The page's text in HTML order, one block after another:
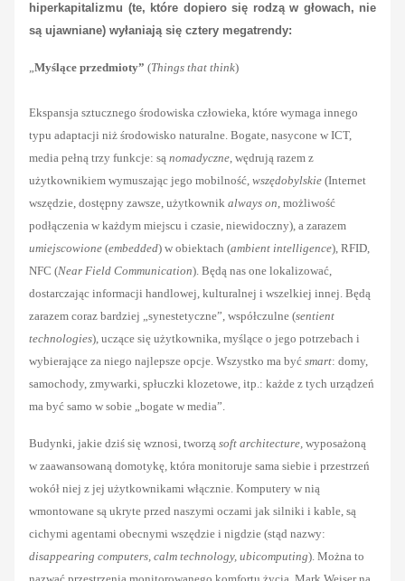
hiperkapitalizmu (te, które dopiero się rodzą w głowach, nie
są ujawniane) wyłaniają się cztery megatrendy:
„Myślące przedmioty” (Things that think)
Ekspansja sztucznego środowiska człowieka, które wymaga innego
typu adaptacji niż środowisko naturalne. Bogate, nasycone w ICT,
media pełną trzy funkcje: są nomadyczne, wędrują razem z
użytkownikiem wymuszając jego mobilność, wszędobylskie (Internet
wszędzie, dostępny zawsze, użytkownik always on, możliwość
podłączenia w każdym miejscu i czasie, niewidoczny), a zarazem
umiejscowione (embedded) w obiektach (ambient intelligence), RFID,
NFC (Near Field Communication). Będą nas one lokalizować,
dostarczając informacji handlowej, kulturalnej i wszelkiej innej. Będą
zarazem coraz bardziej „synestetyczne”, współczulne (sentient
technologies), uczące się użytkownika, myślące o jego potrzebach i
wybierające za niego najlepsze opcje. Wszystko ma być smart: domy,
samochody, zmywarki, spłuczki klozetowe, itp.: każde z tych urządzeń
ma być samo w sobie „bogate w media”.
Budynki, jakie dziś się wznosi, tworzą soft architecture, wyposażoną
w zaawansowaną domotykę, która monitoruje sama siebie i przestrzeń
wokół niej z jej użytkownikami włącznie. Komputery w nią
wmontowane są ukryte przed naszymi oczami jak silniki i kable, są
cichymi agentami obecnymi wszędzie i nigdzie (stąd nazwy:
disappearing computers, calm technology, ubicomputing). Można to